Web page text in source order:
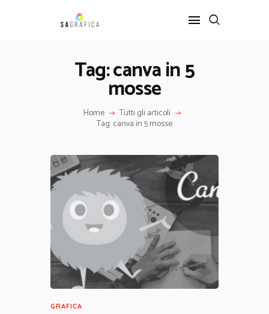
Tag: canva in 5
mosse
Home Tutti gli articoli
Tag: canva in 5 mosse
SERVIZI
CONTATTI
GRAFICA